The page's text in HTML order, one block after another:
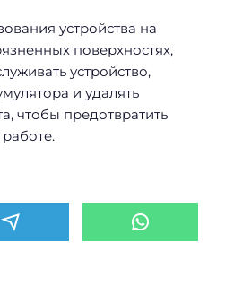
устройства на
поверхностях,
устройство,
и удалять
чтобы предотвратить